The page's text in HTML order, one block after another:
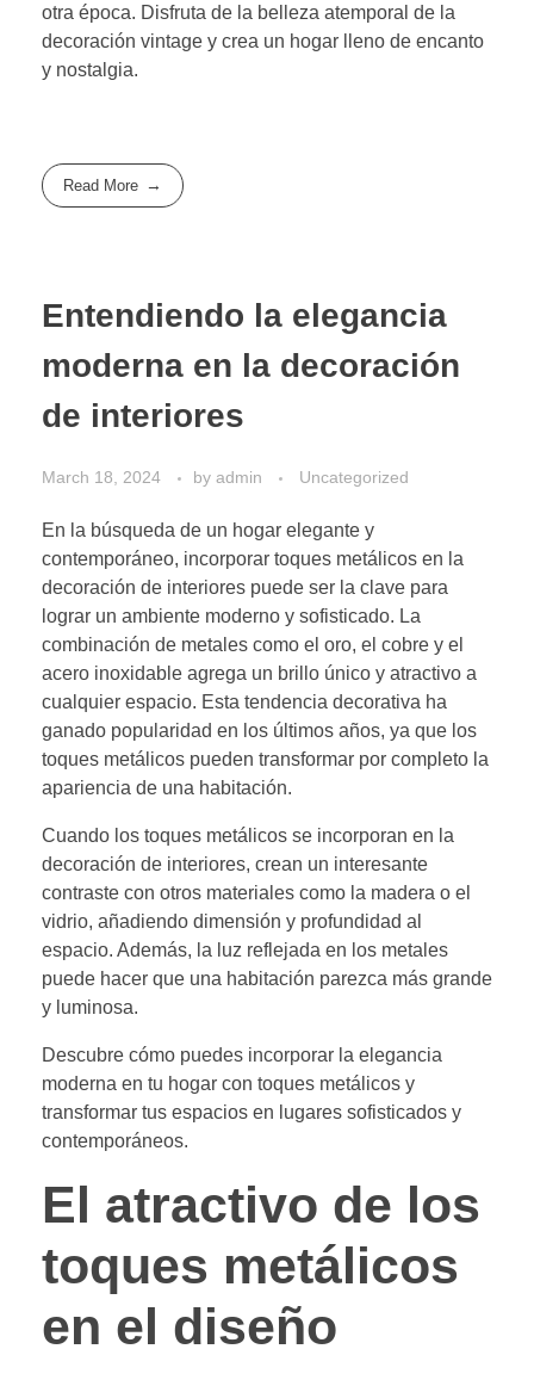
otra época. Disfruta de la belleza atemporal de la
decoración vintage y crea un hogar lleno de encanto
y nostalgia.
Read More
Entendiendo la elegancia
moderna en la decoración
de interiores
March 18, 2024 by admin Uncategorized
En la búsqueda de un hogar elegante y
contemporáneo, incorporar toques metálicos en la
decoración de interiores puede ser la clave para
lograr un ambiente moderno y sofisticado. La
combinación de metales como el oro, el cobre y el
acero inoxidable agrega un brillo único y atractivo a
cualquier espacio. Esta tendencia decorativa ha
ganado popularidad en los últimos años, ya que los
toques metálicos pueden transformar por completo la
apariencia de una habitación.
Cuando los toques metálicos se incorporan en la
decoración de interiores, crean un interesante
contraste con otros materiales como la madera o el
vidrio, añadiendo dimensión y profundidad al
espacio. Además, la luz reflejada en los metales
puede hacer que una habitación parezca más grande
y luminosa.
Descubre cómo puedes incorporar la elegancia
moderna en tu hogar con toques metálicos y
transformar tus espacios en lugares sofisticados y
contemporáneos.
El atractivo de los
toques metálicos
en el diseño